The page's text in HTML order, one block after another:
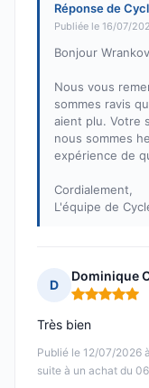
Réponse de
Publiée le 16/07/
Bonjour
Nous vous
sommes ravis
aient plu. Votre
nous sommes
expérience de
Cordialement,
L'équipe de
D
Dominique
Note : 5 sur 5
Publié le 12/07/2026
suite à un achat du
Très bien